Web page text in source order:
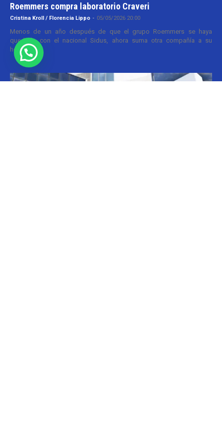
Roemmers compra laboratorio Craveri
Cristina Kroll / Florencia Lippo - 05/05/2026 20:00
Menos de un año después de que el grupo Roemmers se haya
quedado con el nacional Sidus, ahora suma otra compañía a su
holding....